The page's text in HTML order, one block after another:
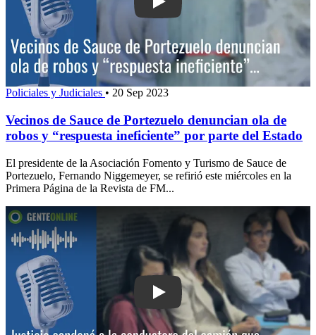
Play: Vecinos de Sauce de
Policiales y Judiciales • 20 Sep 2023
Vecinos de Sauce de Portezuelo denuncian ola de
robos y “respuesta ineficiente” por parte del Estado
El presidente de la Asociación Fomento y Turismo de Sauce de
Portezuelo, Fernando Niggemeyer, se refirió este miércoles en la
Primera Página de la Revista de FM...
Play: Justicia condenó a la